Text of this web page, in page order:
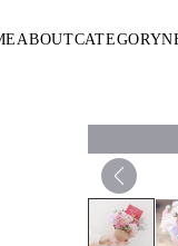
ABOUTCATEGORY